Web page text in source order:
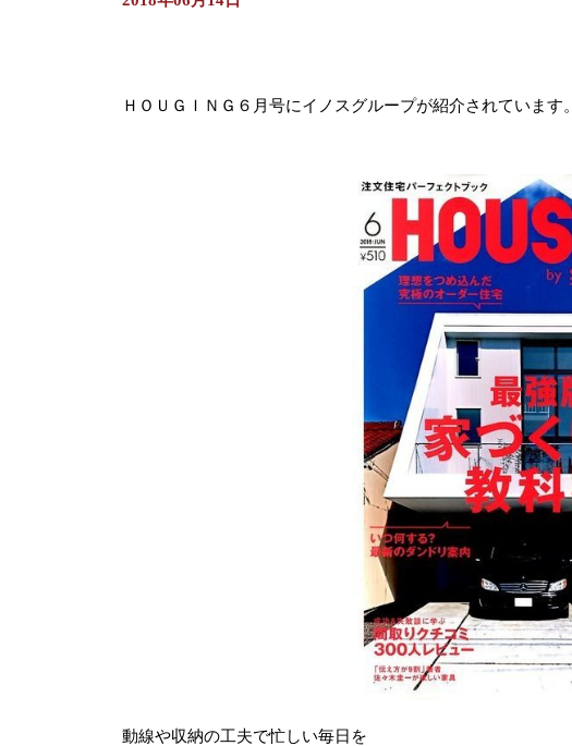
ＨＯＵＧＩＮＧ６月号にイノスグループが紹介されています。
動線や収納の工夫で忙しい毎日を